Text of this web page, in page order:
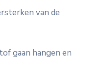
van de
gaan hangen en